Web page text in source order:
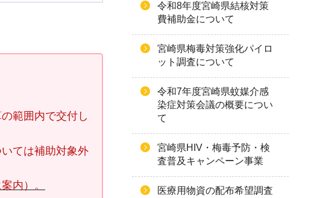
範囲内で交付し
ては補助対象外
内）。
令和8年度宮崎県結核対策
費補助金について
宮崎県梅毒対策強化パイロ
ット調査について
令和7年度宮崎県蚊媒介感
染症対策会議の概要につい
て
宮崎県HIV・梅毒予防・検
査普及キャンペーン事業
医療用物資の配布希望調査